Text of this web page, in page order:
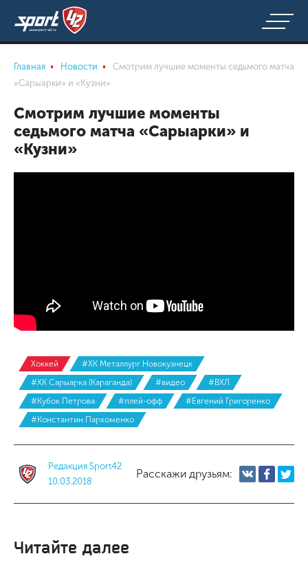
Главная Новости
Смотрим лучшие моменты седьмого матча
«Сарыарки» и «Кузни»
Смотрим лучшие моменты
седьмого матча «Сарыарки» и
«Кузни»
Хоккей
#ХК Металлург Новокузнецк
#ХК Сарыарка (Караганда)
#видео
#ВХЛ
#Кубок Петрова
#плей-офф
#Евгений Григоренко
#Константин Пархоменко
Редакция Sport42
10.03.2018
Расскажи друзьям:
Читайте далее